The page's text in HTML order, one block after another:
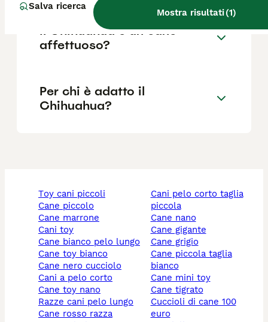
Salva ricerca
Mostra risultati(1)
Il Chihuahua è un cane
affettuoso?
Per chi è adatto il
Chihuahua?
toy cani piccoli
cane piccolo
cane marrone
cani toy
cane bianco pelo lungo
cane toy bianco
cane nero cucciolo
cani a pelo corto
cane toy nano
razze cani pelo lungo
cane rosso razza
cani pelo corto taglia
piccola
cane nano
cane gigante
cane grigio
cane piccola taglia
bianco
cane mini toy
cane tigrato
cuccioli di cane 100
euro